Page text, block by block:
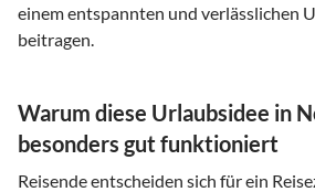
einem entspannten und verlässlichen
beitragen.
Warum diese Urlaubsidee in
besonders gut funktioniert
Reisende entscheiden sich für ein